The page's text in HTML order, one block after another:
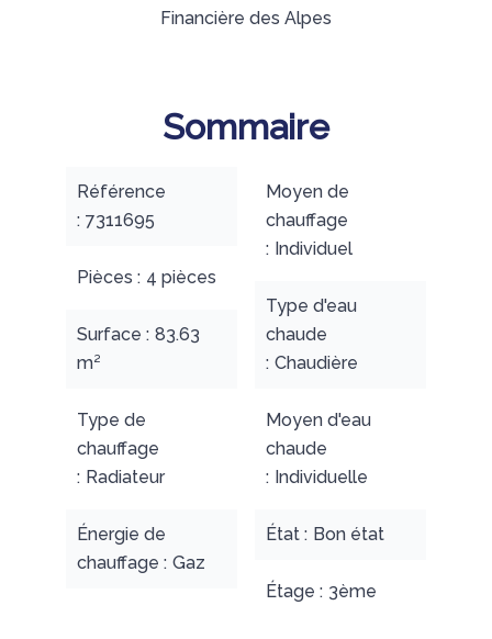
Financière des Alpes
Sommaire
Référence
7311695
Pièces 4 pièces
Surface
83.63
m²
Type de
chauffage
Radiateur
Énergie de
chauffage
Gaz
Moyen de
chauffage
Individuel
Type d'eau
chaude
Chaudière
Moyen d'eau
chaude
Individuelle
État Bon état
Étage 3ème